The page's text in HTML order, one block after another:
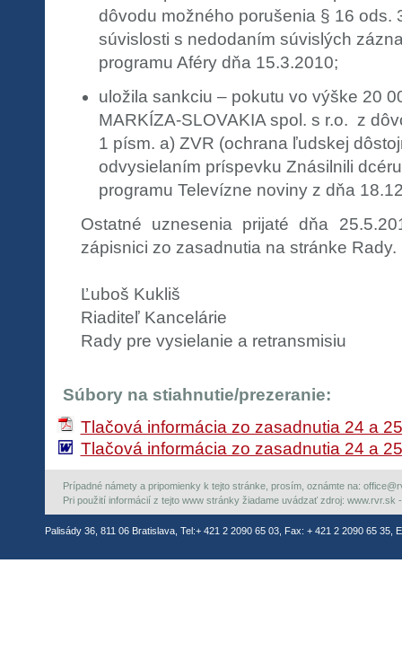
dôvodu možného porušenia § 16 ods.
súvislosti s nedodaním súvislých
programu Aféry dňa 15.3.2010;
uložila sankciu – pokutu vo výške 20
MARKÍZA-SLOVAKIA spol. s r.o. z
1 písm. a) ZVR (ochrana ľudskej
odvysielaním príspevku Znásilnili
programu Televízne noviny z dňa
Ostatné uznesenia prijaté dňa
zápisnici zo zasadnutia na stránke Rady.
Ľuboš Kukliš
Riaditeľ Kancelárie
Rady pre vysielanie a retransmisiu
Súbory na stiahnutie/prezeranie:
Tlačová informácia zo zasadnutia 24 a
Tlačová informácia zo zasadnutia 24 a
Prípadné námety a pripomienky k tejto stránke, prosím, oznámte na:
Pri použití informácií z tejto www stránky žiadame uvádzať zdroj: www.rvr.sk
Palisády 36, 811 06 Bratislava, Tel:+ 421 2 2090 65 03, Fax: + 421 2 2090 65 35,